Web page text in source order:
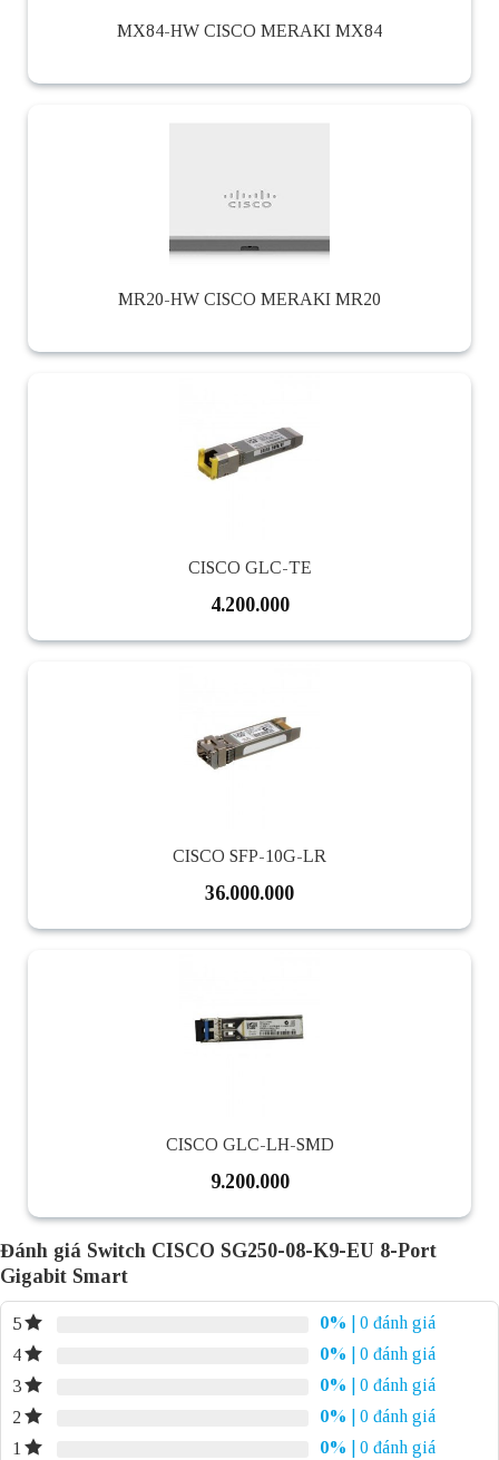
MX84-HW CISCO MERAKI MX84
MR20-HW CISCO MERAKI MR20
CISCO GLC-TE
4.200.000
CISCO SFP-10G-LR
36.000.000
CISCO GLC-LH-SMD
9.200.000
Đánh giá Switch CISCO SG250-08-K9-EU 8-Port
Gigabit Smart
5 0%
| 0 đánh giá
4
0%
| 0 đánh giá
3
0%
| 0 đánh giá
2
0%
| 0 đánh giá
1
0% | 0 đánh giá